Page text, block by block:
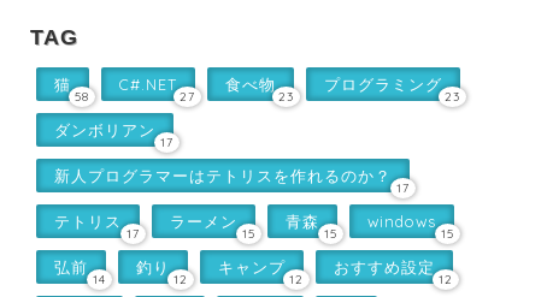
TAG
猫
58
C#.NET
27
食べ物
23
プログラミング
23
ダンボリアン
17
新人プログラマーはテトリスを作れるのか？
17
テトリス
17
ラーメン
15
青森
15
windows
15
弘前
14
釣り
12
キャンプ
12
おすすめ設定
12